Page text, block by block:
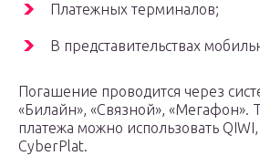
Платежных терминалов;
В представительствах
Погашение проводится через
«Билайн», «Связной», «Мегафон».
платежа можно использовать
CyberPlat.